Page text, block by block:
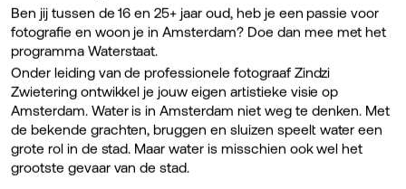
Ben jij tussen de 16 en 25+ jaar oud, heb je een passie voor
fotografie en woon je in Amsterdam? Doe dan mee met het
programma Waterstaat.
Onder leiding van de professionele fotograaf Zindzi
Zwietering ontwikkel je jouw eigen artistieke visie op
Amsterdam. Water is in Amsterdam niet weg te denken. Met
de bekende grachten, bruggen en sluizen speelt water een
grote rol in de stad. Maar water is misschien ook wel het
grootste gevaar van de stad.